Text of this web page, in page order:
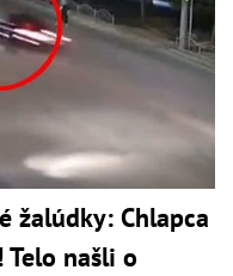
žalúdky: Chlapca
našli o